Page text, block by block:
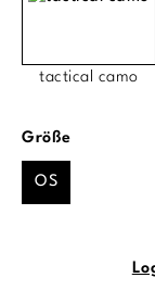
tactical camo
Größeauswählen
OS